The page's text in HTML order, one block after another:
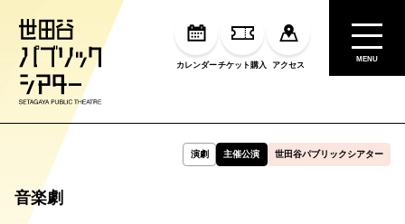
カレンダーチケット購入 アクセス
MENU
音楽劇
演劇 主催公演 世田谷パブリックシアター